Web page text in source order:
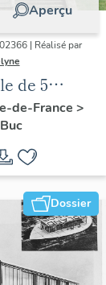
Aperçu
| Réalisé par
de 5
de-France >
Buc
Dossier